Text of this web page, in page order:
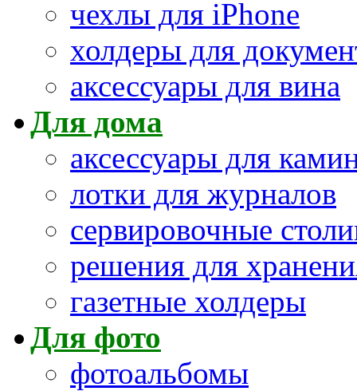
чехлы для iPhone
холдеры для
аксессуары для вина
Для дома
аксессуары для
лотки для журналов
сервировочные
решения для
газетные холдеры
Для фото
фотоальбомы